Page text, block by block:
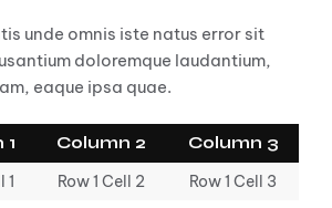
unde omnis iste natus error sit
doloremque laudantium,
eaque ipsa quae.
1 Column 2
Column 3
1 Row 1 Cell 2
Row 1 Cell 3